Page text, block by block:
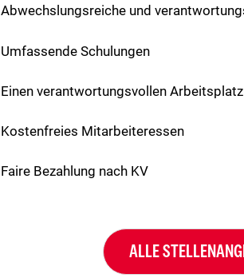
Abwechslungsreiche und
Umfassende Schulungen
Einen verantwortungsvollen
Kostenfreies Mitarbeiteressen
Faire Bezahlung nach KV
ALLE